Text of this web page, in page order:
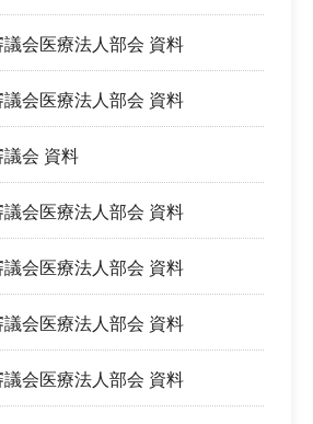
会医療法人部会 資料
会医療法人部会 資料
会 資料
会医療法人部会 資料
会医療法人部会 資料
会医療法人部会 資料
会医療法人部会 資料